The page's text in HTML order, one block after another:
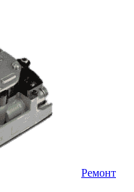
Ремонт